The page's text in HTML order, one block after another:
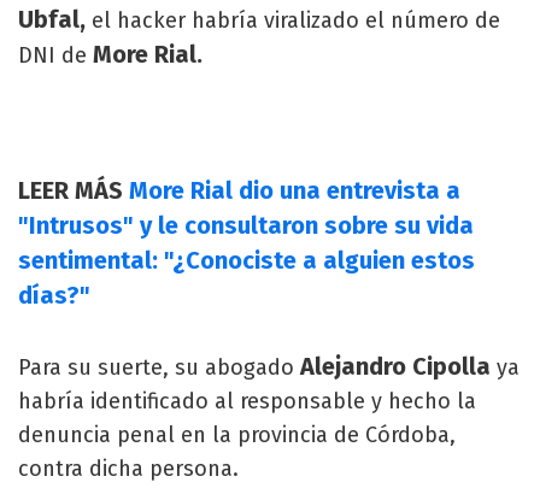
Ubfal, el hacker habría viralizado el número de
DNI de More Rial.
LEER MÁS More Rial dio una entrevista a
"Intrusos" y le consultaron sobre su vida
sentimental: "¿Conociste a alguien estos
días?"
Para su suerte, su abogadoAlejandro Cipolla ya
habría identificado al responsable y hecho la
denuncia penal en la provincia de Córdoba,
contra dicha persona.